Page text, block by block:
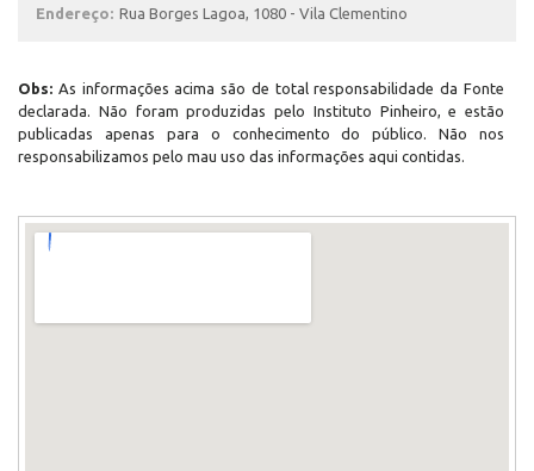
Endereço: Rua Borges Lagoa, 1080 - Vila Clementino
Obs: As informações acima são de total responsabilidade da Fonte
declarada. Não foram produzidas pelo Instituto Pinheiro, e estão
publicadas apenas para o conhecimento do público. Não nos
responsabilizamos pelo mau uso das informações aqui contidas.